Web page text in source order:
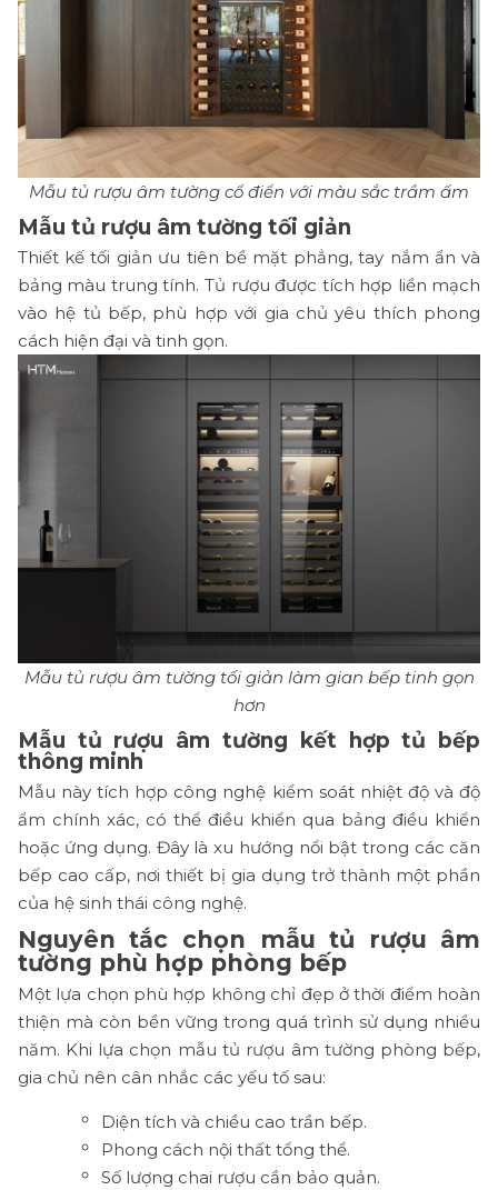
Mẫu tủ rượu âm tường cổ điển với màu sắc trầm ấm
Mẫu tủ rượu âm tường tối giản
Thiết kế tối giản ưu tiên bề mặt phẳng, tay nắm ẩn và
bảng màu trung tính. Tủ rượu được tích hợp liền mạch
vào hệ tủ bếp, phù hợp với gia chủ yêu thích phong
cách hiện đại và tinh gọn.
Mẫu tủ rượu âm tường tối giản làm gian bếp tinh gọn
hơn
Mẫu tủ rượu âm tường kết hợp tủ bếp
thông minh
Mẫu này tích hợp công nghệ kiểm soát nhiệt độ và độ
ẩm chính xác, có thể điều khiển qua bảng điều khiển
hoặc ứng dụng. Đây là xu hướng nổi bật trong các căn
bếp cao cấp, nơi thiết bị gia dụng trở thành một phần
của hệ sinh thái công nghệ.
Nguyên tắc chọn mẫu tủ rượu âm
tường phù hợp phòng bếp
Một lựa chọn phù hợp không chỉ đẹp ở thời điểm hoàn
thiện mà còn bền vững trong quá trình sử dụng nhiều
năm. Khi lựa chọn mẫu tủ rượu âm tường phòng bếp,
gia chủ nên cân nhắc các yếu tố sau:
Diện tích và chiều cao trần bếp.
Phong cách nội thất tổng thể.
Số lượng chai rượu cần bảo quản.